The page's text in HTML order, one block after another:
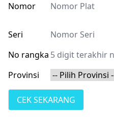
Nomor
Seri
No rangka
Provinsi